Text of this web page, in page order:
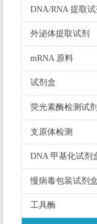
DNA/RNA 提取试
外泌体提取试剂
mRNA 原料
试剂盒
荧光素酶检测试
支原体检测
DNA 甲基化试剂
慢病毒包装试剂盒
工具酶